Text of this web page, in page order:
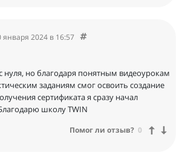
января 2024 в 16:57
нуля, но благодаря понятным видеоурокам
заданиям смог освоить создание
сертификата я сразу начал
школу TWIN
Помог ли отзыв? 0